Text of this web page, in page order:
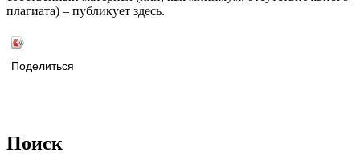
плагиата) – публикует здесь.
Поделиться
Поиск